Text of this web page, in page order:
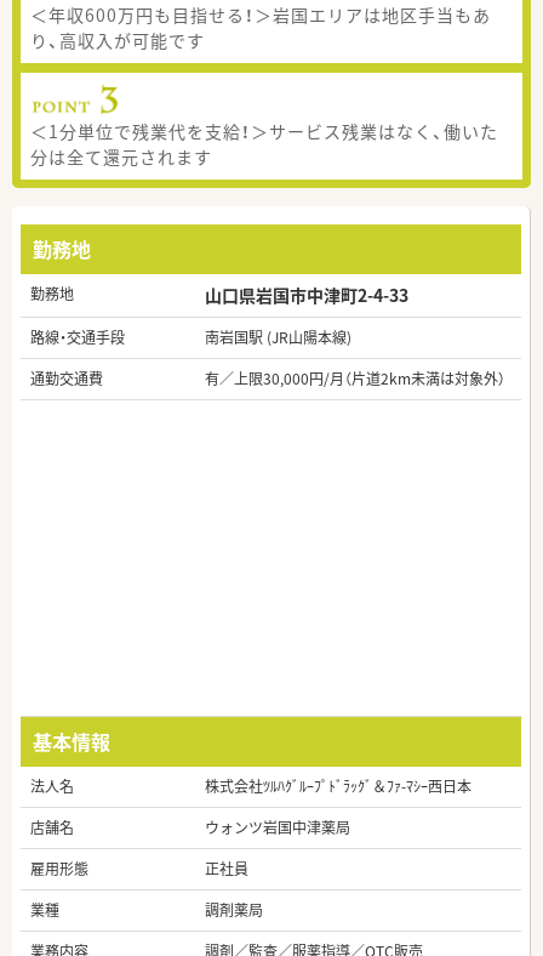
＜年収600万円も目指せる！＞岩国エリアは地区手当もあ
り、高収入が可能です
＜1分単位で残業代を支給！＞サービス残業はなく、働いた
分は全て還元されます
勤務地
勤務地 山口県岩国市中津町2-4-33
路線・交通手段
南岩国駅 (JR山陽本線)
通勤交通費
有／上限30,000円/月（片道2km未満は対象外）
基本情報
法人名
株式会社ﾂﾙﾊｸﾞﾙｰﾌﾟﾄﾞﾗｯｸﾞ＆ﾌｧ-ﾏｼｰ西日本
店舗名
ウォンツ岩国中津薬局
雇用形態
正社員
業種
調剤薬局
業務内容
調剤／監査／服薬指導／OTC販売